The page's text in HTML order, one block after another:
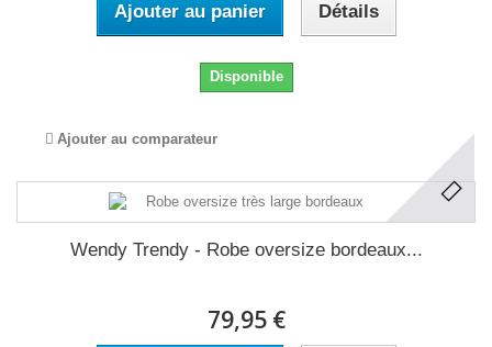
Ajouter au panier Détails
Disponible
Ajouter au comparateur
Wendy Trendy - Robe oversize bordeaux...
79,95 €